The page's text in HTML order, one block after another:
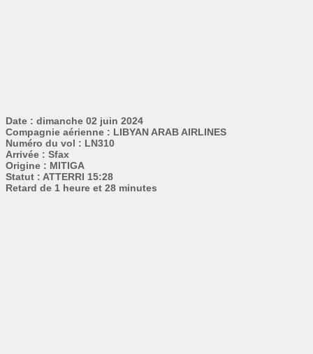
Date : dimanche 02 juin 2024
Compagnie aérienne : LIBYAN ARAB AIRLINES
Numéro du vol : LN310
Arrivée : Sfax
Origine : MITIGA
Statut : ATTERRI 15:28
Retard de 1 heure et 28 minutes